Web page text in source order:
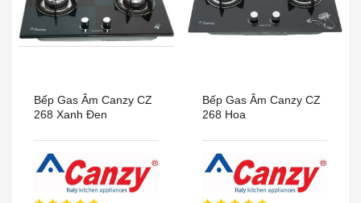
Bếp Gas Âm Canzy CZ
268 Xanh Đen
Bếp Gas Âm Canzy CZ
268 Hoa